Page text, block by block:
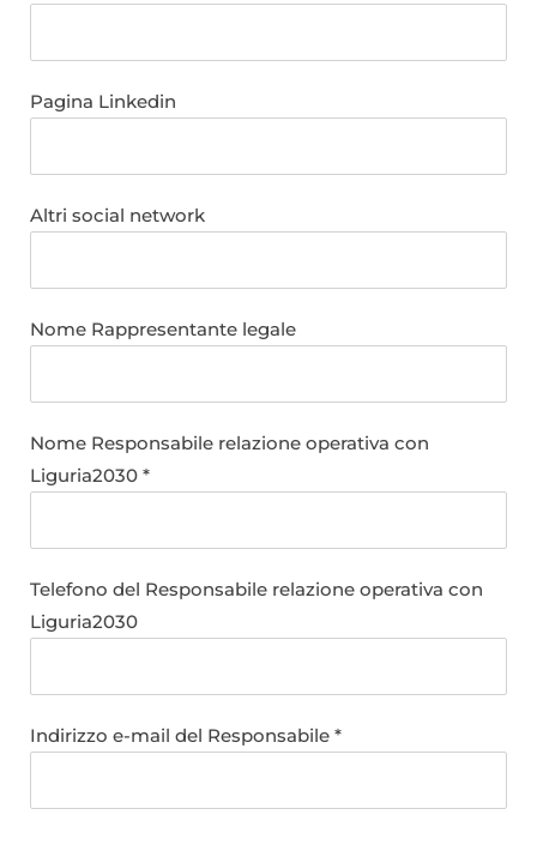
Pagina Linkedin
Altri social network
Nome Rappresentante legale
Nome Responsabile relazione operativa con
Liguria2030 *
Telefono del Responsabile relazione operativa con
Liguria2030
Indirizzo e-mail del Responsabile *